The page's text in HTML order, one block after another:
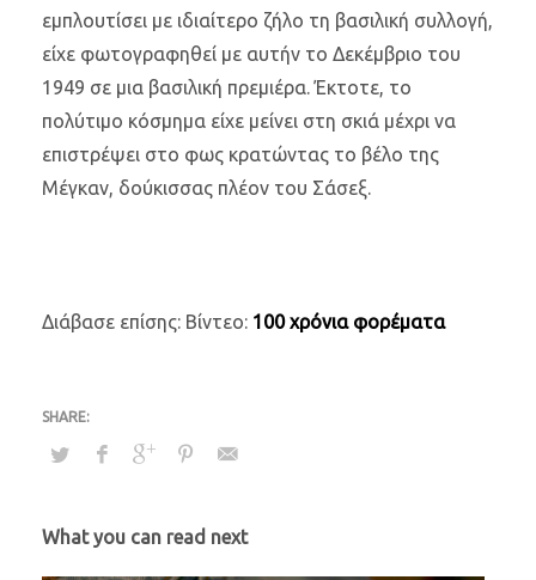
εμπλουτίσει με ιδιαίτερο ζήλο τη βασιλική συλλογή,
είχε φωτογραφηθεί με αυτήν το Δεκέμβριο του
1949 σε μια βασιλική πρεμιέρα. Έκτοτε, το
πολύτιμο κόσμημα είχε μείνει στη σκιά μέχρι να
επιστρέψει στο φως κρατώντας το βέλο της
Μέγκαν, δούκισσας πλέον του Σάσεξ.
Διάβασε επίσης: Βίντεο: 100 χρόνια φορέματα
What you can read next